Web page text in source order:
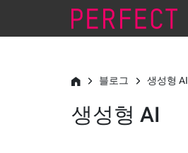
블로그 생성형 AI
생성형 AI